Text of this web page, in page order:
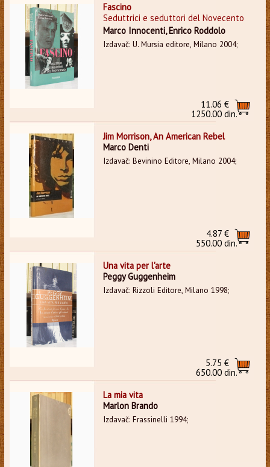
Fascino
Seduttrici e seduttori del Novecento
Marco Innocenti, Enrico Roddolo
Izdavač: U. Mursia editore, Milano 2004;
11.06 €
1250.00 din.
Jim Morrison, An American Rebel
Marco Denti
Izdavač: Bevinino Editore, Milano 2004;
4.87 €
550.00 din.
Una vita per l'arte
Peggy Guggenheim
Izdavač: Rizzoli Editore, Milano 1998;
5.75 €
650.00 din.
La mia vita
Marlon Brando
Izdavač: Frassinelli 1994;